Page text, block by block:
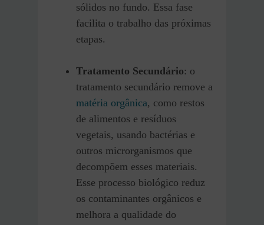
sólidos no fundo. Essa fase
facilita o trabalho das próximas
etapas.
Tratamento Secundário: o
tratamento secundário remove a
matéria orgânica, como restos
de alimentos e resíduos
vegetais, usando bactérias e
outros microrganismos que
decompõem esses materiais.
Esse processo biológico reduz
os contaminantes orgânicos e
melhora a qualidade do